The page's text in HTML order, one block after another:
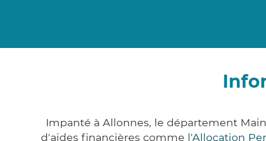
Impanté à Allonnes, le département
d'aides financières comme l'Allocation